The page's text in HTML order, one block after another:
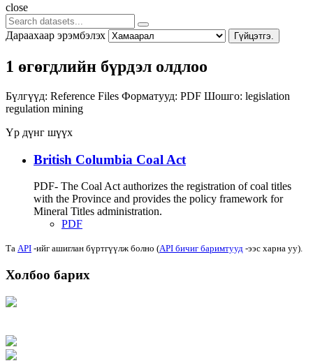
close
Дараахаар эрэмбэлэх Гүйцэтгэ.
1 өгөгдлийн бүрдэл олдлоо
Бүлгүүд: Reference Files Форматууд: PDF Шошго: legislation
regulation mining
Үр дүнг шүүх
British Columbia Coal Act
PDF- The Coal Act authorizes the registration of coal titles
with the Province and provides the policy framework for
Mineral Titles administration.
PDF
Та API -ийг ашиглан бүртгүүлж болно (API бичиг баримтууд -ээс харна уу).
Холбоо барих